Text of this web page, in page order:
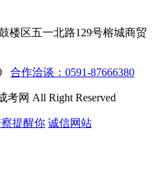
楼区五一北路129号榕城商贸
合作洽谈：0591-87666380
考网 All Right Reserved
提醒你 诚信网站